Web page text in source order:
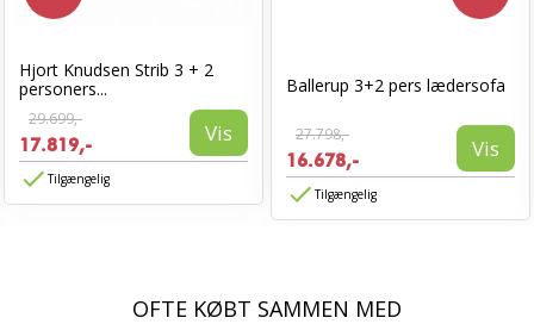
Hjort Knudsen Strib 3 + 2
personers...
29.699,-
17.819,- Vis
Tilgængelig
Ballerup 3+2 pers lædersofa
27.798,-
16.678,- Vis
Tilgængelig
OFTE KØBT SAMMEN MED